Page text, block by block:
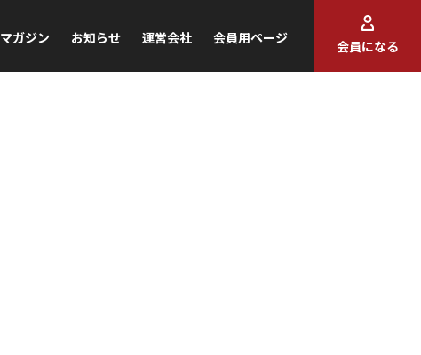
マガジン お知らせ 運営会社 会員用ページ
会員になる